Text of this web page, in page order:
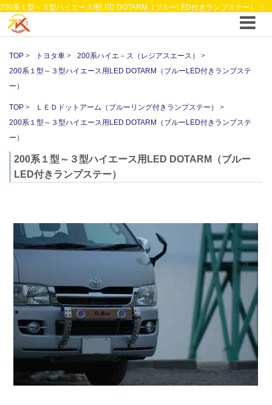
200系１型～３型ハイエース用LED DOTARM（ブルーLED付きランプステー） ｜
ＬＥＤドットアーム（ブルーリング付きランプステー） ｜4WDやSUVのカスタム
パーツと12vクーラーから 車中泊/キャンピング部品までご提案の T.K TECH 埼玉
TOP トヨタ車
200系ハイエ－ス（レジアスエース）
200系１型～３型ハイエース用LED DOTARM（ブルーLED付きランプステ
ー）
TOP
ＬＥＤドットアーム（ブルーリング付きランプステー）
200系１型～３型ハイエース用LED DOTARM（ブルーLED付きランプステ
ー）
200系１型～３型ハイエース用LED DOTARM（ブルー
LED付きランプステー）